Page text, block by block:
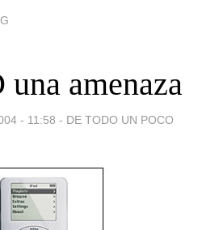
amenaza
- 11:58 - DE TODO UN POCO